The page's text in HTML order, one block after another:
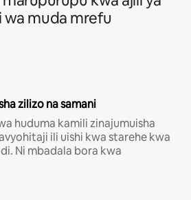
wa muda mrefu
zilizo na samani
huduma kamili zinajumuisha
ili uishi kwa starehe kwa
Ni mbadala bora kwa